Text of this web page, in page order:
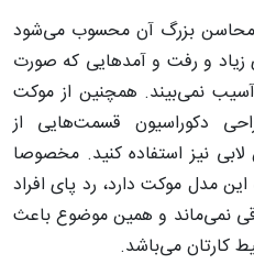
محاسن بزرگ آن محسوب می‌شود
زیاد و رفت و آمدهایی که صورت
نمی‌بیند. همچنین از موکت
دکوراسیون قسمت‌هایی از
نیز استفاده کنید. مخصوصا
مدل موکت دارد، رد پای افراد
نمی‌ماند و همین موضوع باعث
کارتان می‌باشد.